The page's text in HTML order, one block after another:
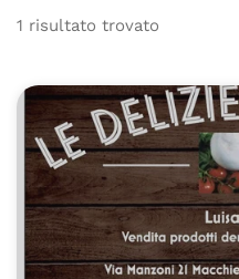
1 risultato trovato